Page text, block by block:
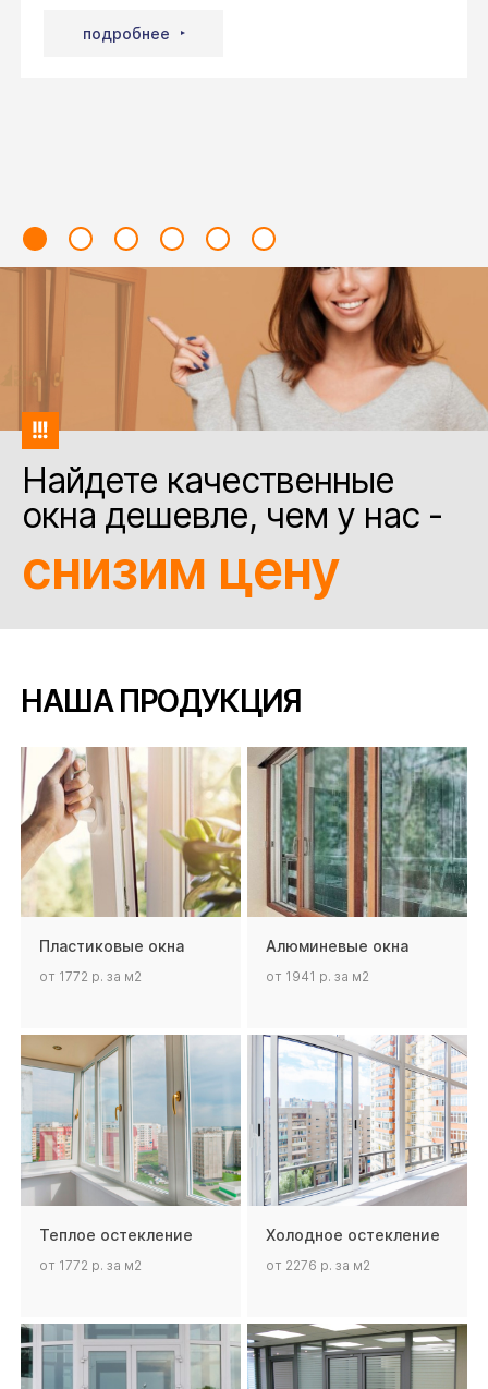
подробнее
Найдете качественные
окна дешевле, чем у нас -
снизим цену
НАША ПРОДУКЦИЯ
Пластиковые окна
от 1772 р. за м2
Алюминевые окна
от 1941 р. за м2
Теплое остекление
от 1772 р. за м2
Холодное остекление
от 2276 р. за м2